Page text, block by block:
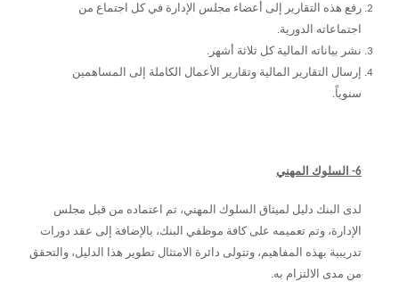
رفع هذه التقارير إلى أعضاء مجلس الإدارة في كل اجتماع من
اجتماعاته الدورية.
نشر بياناته المالية كل ثلاثة أشهر.
إرسال التقارير المالية وتقارير الأعمال الكاملة إلى المساهمين
سنوياً.
6- السلوك المهني
لدى البنك دليل لميثاق السلوك المهني، تم اعتماده من قبل مجلس
الإدارة، وتم تعميمه على كافة موظفي البنك، بالإضافة إلى عقد دورات
تدريبية بهذه المفاهيم، وتتولى دائرة الامتثال تطوير هذا الدليل، والتحقق
من مدى الالتزام به.